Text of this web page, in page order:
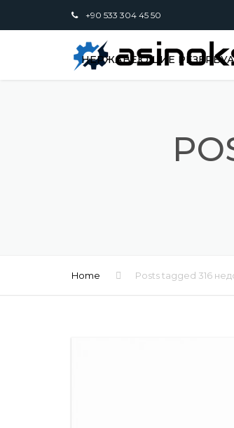
+90 533 304 45 50
НЕРЖАВЕЮЩИЕ
Home Posts tagged 316